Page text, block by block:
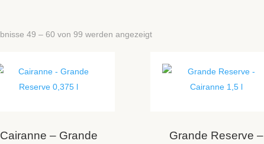
49 – 60 von 99 werden angezeigt
Cairanne – Grande
Grande Reserve –